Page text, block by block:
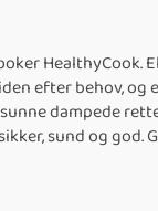
efter behov, og
dampede
sund og